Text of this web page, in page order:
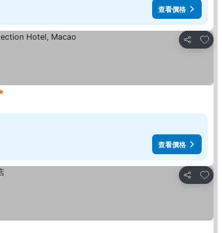
查看價格
分享
放到
查看價格
分享
放到